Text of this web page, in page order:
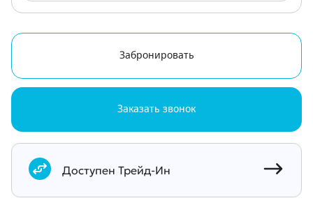
Забронировать
Заказать звонок
Документы
Доступен Трейд-Ин